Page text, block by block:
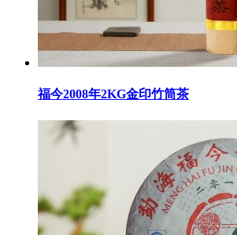
福今2008年2KG金印竹筒茶